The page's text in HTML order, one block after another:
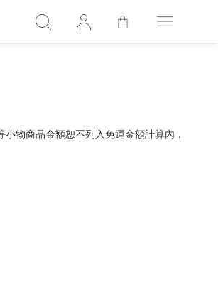
物商品金額恕不列入免運金額計算內，